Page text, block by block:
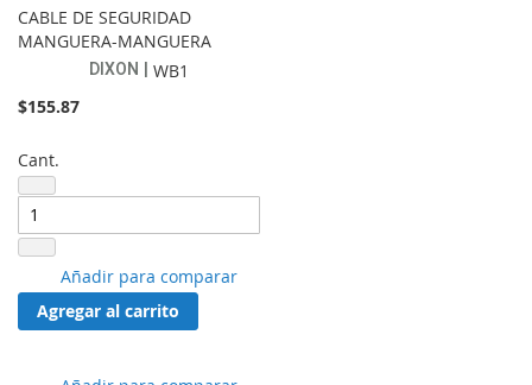
de
favoritos
CABLE DE SEGURIDAD
MANGUERA-MANGUERA
DIXON
WB1
$155.87
Cant.
Añadir
a
lista
Añadir para comparar
Agregar al carrito